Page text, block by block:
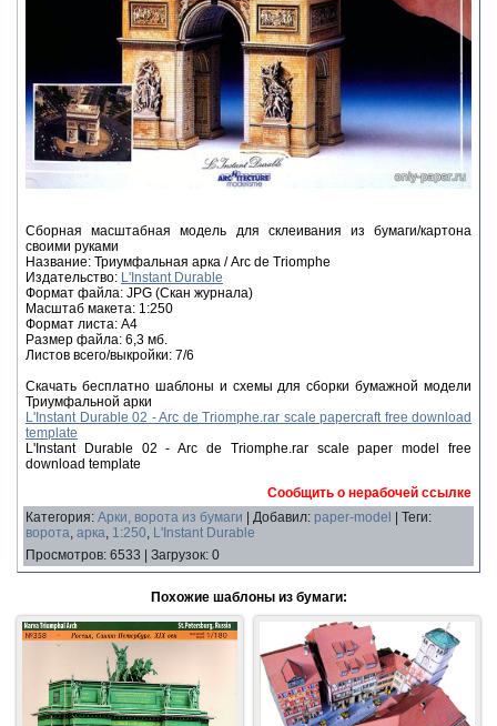
Сборная масштабная модель для склеивания из бумаги/картона
своими руками
Название: Триумфальная арка / Arc de Triomphe
Издательство: L'Instant Durable
Формат файла: JPG (Скан журнала)
Масштаб макета: 1:250
Формат листа: А4
Размер файла: 6,3 мб.
Листов всего/выкройки: 7/6
Скачать бесплатно шаблоны и схемы для сборки бумажной модели
Триумфальной арки
L'Instant Durable 02 - Arc de Triomphe.rar scale papercraft free download
template
L'Instant Durable 02 - Arc de Triomphe.rar scale paper model free
download template
Сообщить о нерабочей ссылке
Категория: Арки, ворота из бумаги Добавил: paper-model Теги:
ворота, арка, 1:250, L'Instant Durable
Просмотров: 6533 Загрузок: 0
Похожие шаблоны из бумаги: